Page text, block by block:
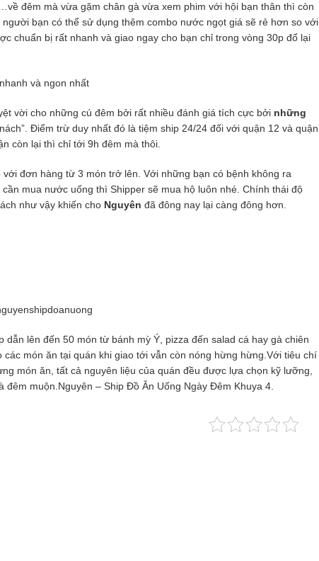
đêm mà vừa gặm chân gà vừa xem phim với hội bạn thân thì còn
bạn có thể sử dụng thêm combo nước ngọt giá sẽ rẻ hơn so với
chuẩn bị rất nhanh và giao ngay cho bạn chỉ trong vòng 30p đổ lại
vời cho những cú đêm bởi rất nhiều đánh giá tích cực bởi những
Điểm trừ duy nhất đó là tiệm ship 24/24 đối với quận 12 và quận
còn lại thì chỉ tới 9h đêm mà thôi.
đơn hàng từ 3 món trở lên. Với những bạn có bệnh không ra
mua nước uống thì Shipper sẽ mua hộ luôn nhé. Chính thái độ
như vậy khiến cho Nguyên đã đông nay lại càng đông hơn.
dẫn lên đến 50 món từ bánh mỳ Ý, pizza đến salad cá hay gà chiên
các món ăn tại quán khi giao tới vẫn còn nóng hừng hừng.Với tiêu chí
món ăn, tất cả nguyên liệu của quán đều được lựa chọn kỹ lưỡng,
đêm muộn.Nguyên – Ship Đồ Ăn Uống Ngày Đêm Khuya 4.